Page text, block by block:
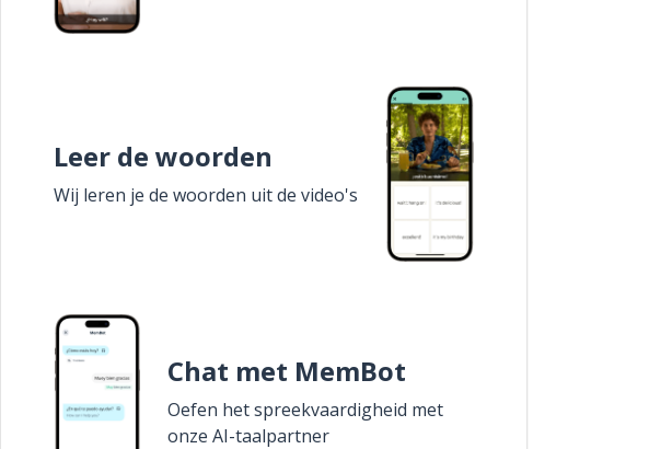
Leer de woorden
Wij leren je de woorden uit de video's
Chat met MemBot
Oefen het spreekvaardigheid met
onze AI-taalpartner